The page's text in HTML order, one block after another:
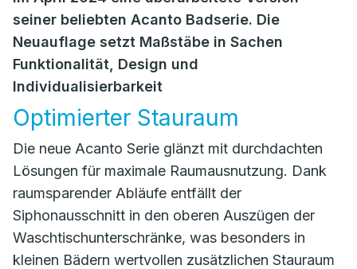
seiner beliebten Acanto Badserie. Die
Neuauflage setzt Maßstäbe in Sachen
Funktionalität, Design und
Individualisierbarkeit
Optimierter Stauraum
Die neue Acanto Serie glänzt mit durchdachten
Lösungen für maximale Raumausnutzung. Dank
raumsparender Abläufe entfällt der
Siphonausschnitt in den oberen Auszügen der
Waschtischunterschränke, was besonders in
kleinen Bädern wertvollen zusätzlichen Stauraum